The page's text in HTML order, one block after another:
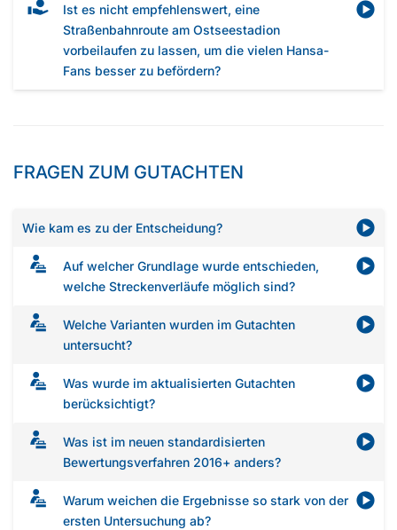
Ist es nicht empfehlenswert, eine
Straßenbahnroute am Ostseestadion
vorbeilaufen zu lassen, um die vielen Hansa-
Fans besser zu befördern?
FRAGEN ZUM GUTACHTEN
Wie kam es zu der Entscheidung?
Auf welcher Grundlage wurde entschieden,
welche Streckenverläufe möglich sind?
Welche Varianten wurden im Gutachten
untersucht?
Was wurde im aktualisierten Gutachten
berücksichtigt?
Was ist im neuen standardisierten
Bewertungsverfahren 2016+ anders?
Warum weichen die Ergebnisse so stark von der
ersten Untersuchung ab?